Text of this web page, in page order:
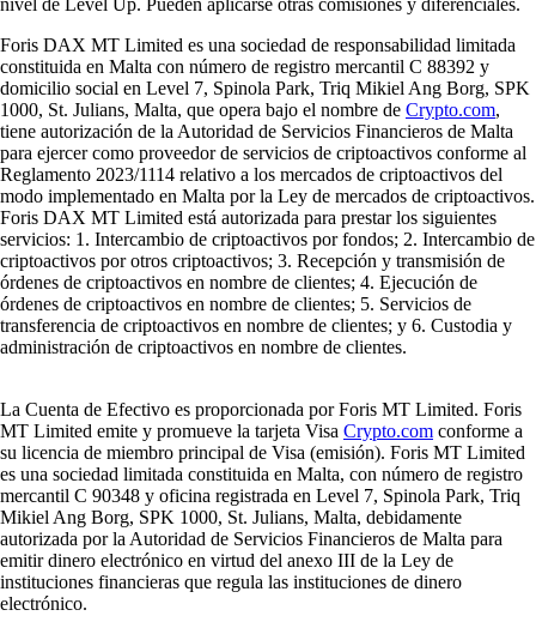
nivel de Level Up. Pueden aplicarse otras comisiones y diferenciales.
Foris DAX MT Limited es una sociedad de responsabilidad limitada
constituida en Malta con número de registro mercantil C 88392 y
domicilio social en Level 7, Spinola Park, Triq Mikiel Ang Borg, SPK
1000, St. Julians, Malta, que opera bajo el nombre de Crypto.com,
tiene autorización de la Autoridad de Servicios Financieros de Malta
para ejercer como proveedor de servicios de criptoactivos conforme al
Reglamento 2023/1114 relativo a los mercados de criptoactivos del
modo implementado en Malta por la Ley de mercados de criptoactivos.
Foris DAX MT Limited está autorizada para prestar los siguientes
servicios: 1. Intercambio de criptoactivos por fondos; 2. Intercambio de
criptoactivos por otros criptoactivos; 3. Recepción y transmisión de
órdenes de criptoactivos en nombre de clientes; 4. Ejecución de
órdenes de criptoactivos en nombre de clientes; 5. Servicios de
transferencia de criptoactivos en nombre de clientes; y 6. Custodia y
administración de criptoactivos en nombre de clientes.
La Cuenta de Efectivo es proporcionada por Foris MT Limited. Foris
MT Limited emite y promueve la tarjeta Visa Crypto.com conforme a
su licencia de miembro principal de Visa (emisión). Foris MT Limited
es una sociedad limitada constituida en Malta, con número de registro
mercantil C 90348 y oficina registrada en Level 7, Spinola Park, Triq
Mikiel Ang Borg, SPK 1000, St. Julians, Malta, debidamente
autorizada por la Autoridad de Servicios Financieros de Malta para
emitir dinero electrónico en virtud del anexo III de la Ley de
instituciones financieras que regula las instituciones de dinero
electrónico.